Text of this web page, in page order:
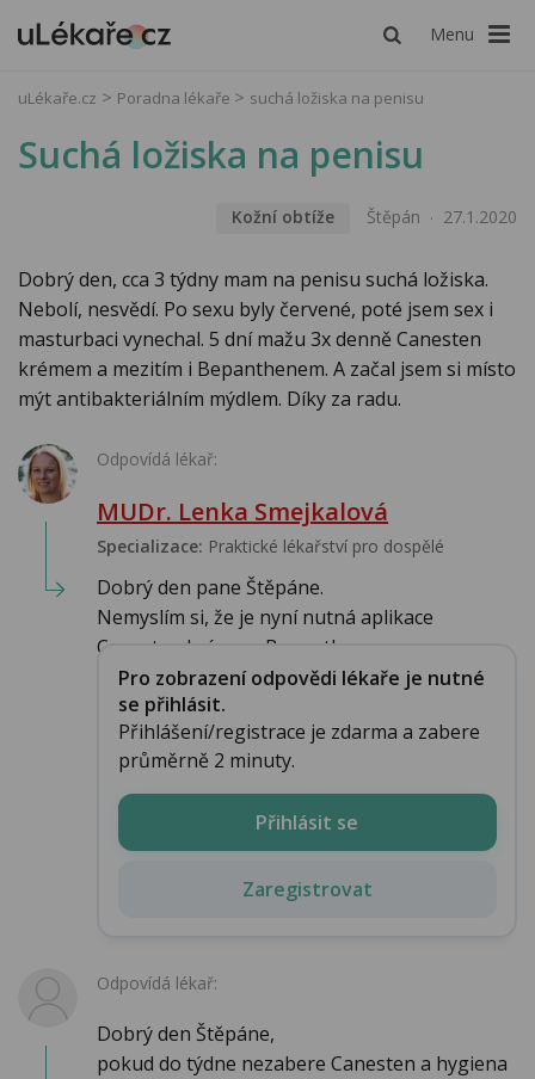
Menu
uLékaře.cz Poradna lékaře suchá ložiska na penisu
Suchá ložiska na penisu
Kožní obtíže Štěpán 27.1.2020
Dobrý den, cca 3 týdny mam na penisu suchá ložiska.
Nebolí, nesvědí. Po sexu byly červené, poté jsem sex i
masturbaci vynechal. 5 dní mažu 3x denně Canesten
krémem a mezitím i Bepanthenem. A začal jsem si místo
mýt antibakteriálním mýdlem. Díky za radu.
Odpovídá lékař:
MUDr. Lenka Smejkalová
Specializace: Praktické lékařství pro dospělé
Dobrý den pane Štěpáne.
Nemyslím si, že je nyní nutná aplikace
Canesten krému a Bepanthenu...
Pro zobrazení odpovědi lékaře je nutné
se přihlásit.
Přihlášení/registrace je zdarma a zabere
průměrně 2 minuty.
Přihlásit se
Zaregistrovat
Odpovídá lékař:
Dobrý den Štěpáne,
pokud do týdne nezabere Canesten a hygiena